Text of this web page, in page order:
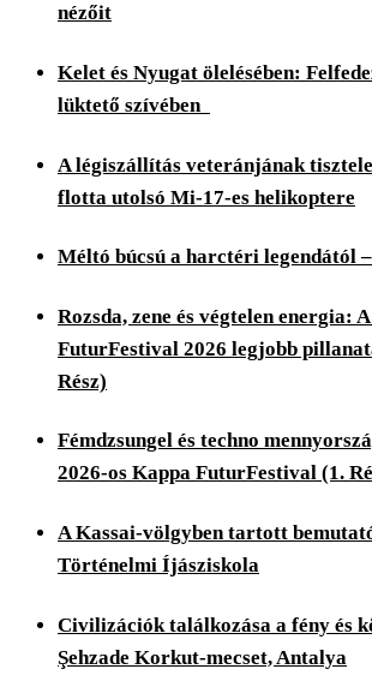
nézőit
Kelet és Nyugat ölelésében:
lüktető szívében
A légiszállítás veteránjának
flotta utolsó Mi-17-es helikoptere
Méltó búcsú a harctéri legendától
Rozsda, zene és végtelen energia:
FuturFestival 2026 legjobb
Rész)
Fémdzsungel és techno
2026-os Kappa FuturFestival (1.
A Kassai-völgyben tartott
Történelmi Íjásziskola
Civilizációk találkozása a fény és
Şehzade Korkut-mecset, Antalya